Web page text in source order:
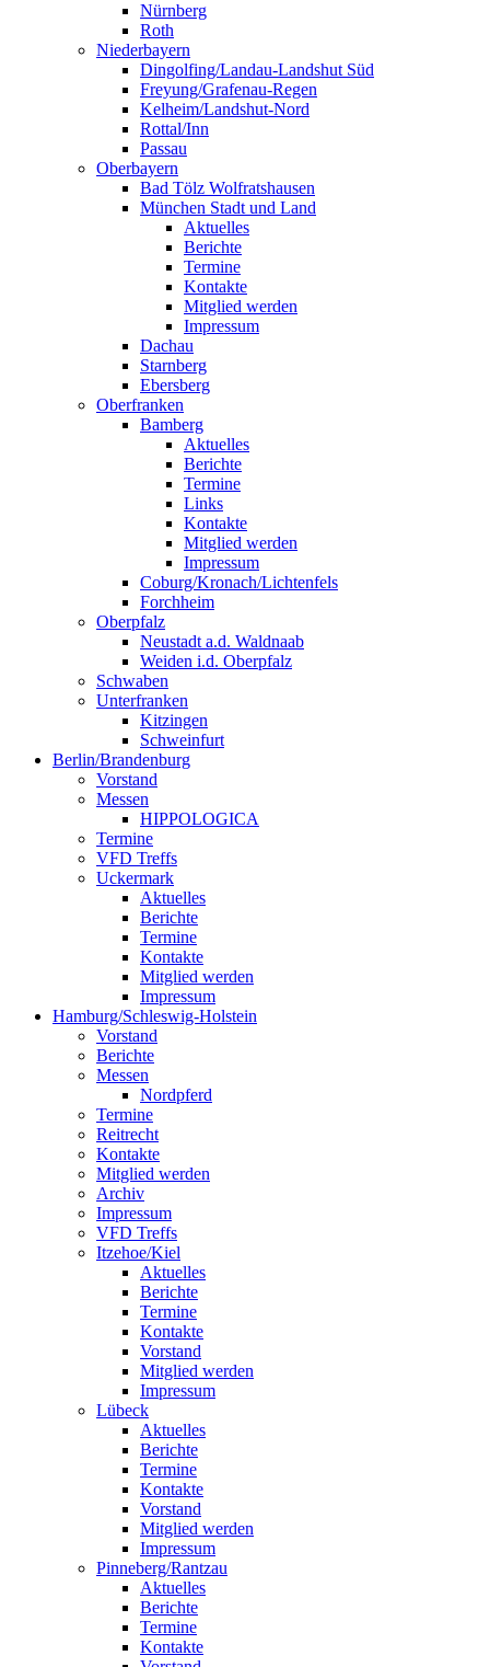
Nürnberg
Roth
Niederbayern
Dingolfing/Landau-Landshut Süd
Freyung/Grafenau-Regen
Kelheim/Landshut-Nord
Rottal/Inn
Passau
Oberbayern
Bad Tölz Wolfratshausen
München Stadt und Land
Aktuelles
Berichte
Termine
Kontakte
Mitglied werden
Impressum
Dachau
Starnberg
Ebersberg
Oberfranken
Bamberg
Aktuelles
Berichte
Termine
Links
Kontakte
Mitglied werden
Impressum
Coburg/Kronach/Lichtenfels
Forchheim
Oberpfalz
Neustadt a.d. Waldnaab
Weiden i.d. Oberpfalz
Schwaben
Unterfranken
Kitzingen
Schweinfurt
Berlin/Brandenburg
Vorstand
Messen
HIPPOLOGICA
Termine
VFD Treffs
Uckermark
Aktuelles
Berichte
Termine
Kontakte
Mitglied werden
Impressum
Hamburg/Schleswig-Holstein
Vorstand
Berichte
Messen
Nordpferd
Termine
Reitrecht
Kontakte
Mitglied werden
Archiv
Impressum
VFD Treffs
Itzehoe/Kiel
Aktuelles
Berichte
Termine
Kontakte
Vorstand
Mitglied werden
Impressum
Lübeck
Aktuelles
Berichte
Termine
Kontakte
Vorstand
Mitglied werden
Impressum
Pinneberg/Rantzau
Aktuelles
Berichte
Termine
Kontakte